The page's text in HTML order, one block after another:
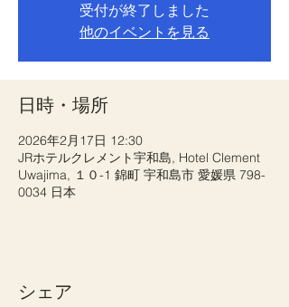
受付が終了しました
他のイベントを見る
日時・場所
2026年2月17日 12:30
JRホテルクレメント宇和島, Hotel Clement
Uwajima, １０-1 錦町 宇和島市 愛媛県 798-
0034 日本
シェア